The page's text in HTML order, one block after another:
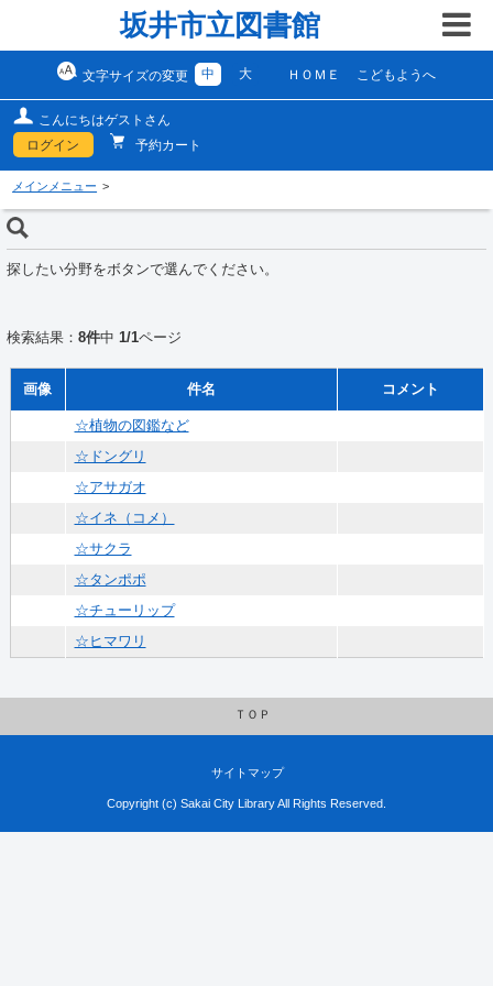
坂井市立図書館
文字サイズの変更 中 大 ＨＯＭＥ こどもようへ
こんにちはゲストさん
ログイン
予約カート
メインメニュー
探したい分野をボタンで選んでください。
検索結果：8件中1/1ページ
画像 件名 コメント
☆植物の図鑑など
☆ドングリ
☆アサガオ
☆イネ（コメ）
☆サクラ
☆タンポポ
☆チューリップ
☆ヒマワリ
ＴＯＰ
サイトマップ
Copyright (c) Sakai City Library All Rights Reserved.